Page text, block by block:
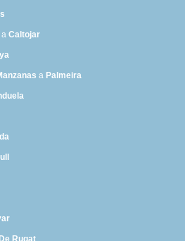
aCaltojar
a Palmeira